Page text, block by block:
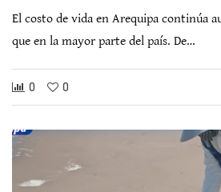
El costo de vida en Arequipa continúa
que en la mayor parte del país. De…
0 0